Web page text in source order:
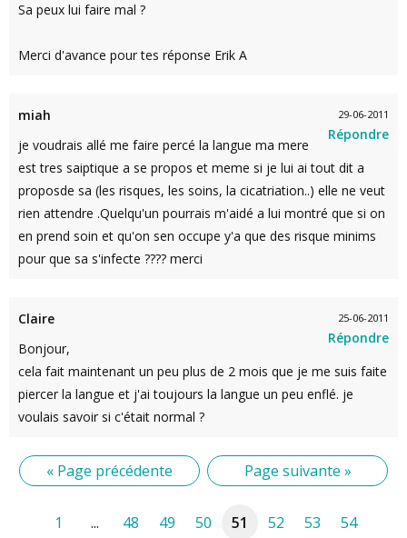
Sa peux lui faire mal ?
Merci d'avance pour tes réponse Erik A
29-06-2011
Répondre
miah
je voudrais allé me faire percé la langue ma mere
est tres saiptique a se propos et meme si je lui ai tout dit a
proposde sa (les risques, les soins, la cicatriation..) elle ne veut
rien attendre .Quelqu'un pourrais m'aidé a lui montré que si on
en prend soin et qu'on sen occupe y'a que des risque minims
pour que sa s'infecte ???? merci
25-06-2011
Répondre
Claire
Bonjour,
cela fait maintenant un peu plus de 2 mois que je me suis faite
piercer la langue et j'ai toujours la langue un peu enflé. je
voulais savoir si c'était normal ?
« Page précédente Page suivante »
1 ... 48 49 50 51 52 53 54